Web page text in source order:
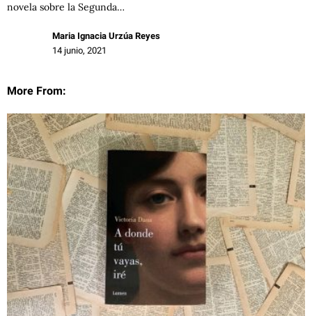
novela sobre la Segunda…
Maria Ignacia Urzúa Reyes
14 junio, 2021
More From: